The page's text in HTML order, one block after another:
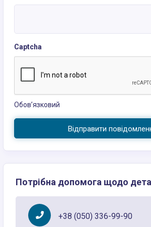
Captcha
Обов’язковий
Відправити
Потрібна допомога щодо
+38 (050) 336-99-90